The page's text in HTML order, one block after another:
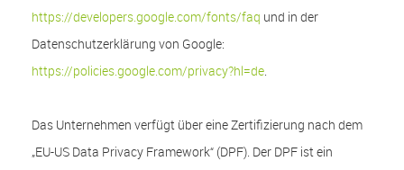
https://developers.google.com/fonts/faq und in der
Datenschutzerklärung von Google:
https://policies.google.com/privacy?hl=de.
Das Unternehmen verfügt über eine Zertifizierung nach dem
„EU-US Data Privacy Framework“ (DPF). Der DPF ist ein